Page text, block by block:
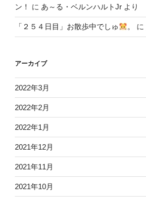
ン！
に あ～る・ベルンハルトJr より
「２５４日目」お散歩中でしゅ 。 に
アーカイブ
2022年3月
2022年2月
2022年1月
2021年12月
2021年11月
2021年10月